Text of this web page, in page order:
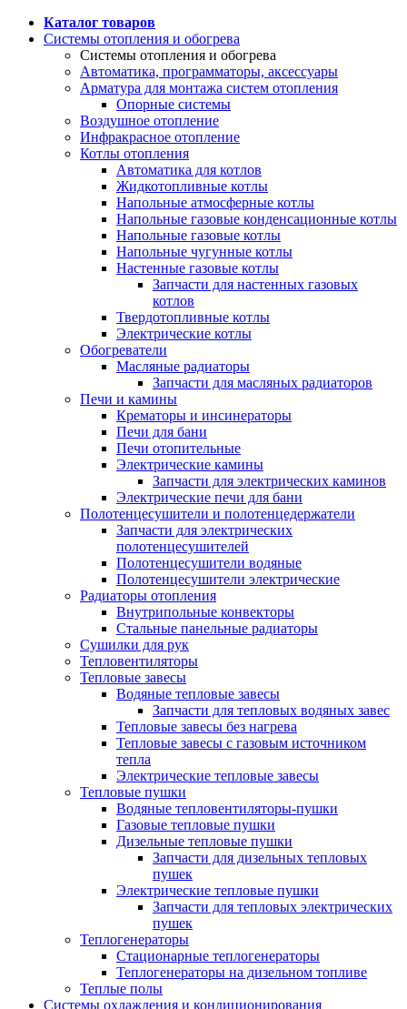
Каталог товаров
Системы отопления и обогрева
Системы отопления и обогрева
Автоматика, программаторы, аксессуары
Арматура для монтажа систем отопления
Опорные системы
Воздушное отопление
Инфракрасное отопление
Котлы отопления
Автоматика для котлов
Жидкотопливные котлы
Напольные атмосферные котлы
Напольные газовые конденсационные котлы
Напольные газовые котлы
Напольные чугунные котлы
Настенные газовые котлы
Запчасти для настенных газовых
котлов
Твердотопливные котлы
Электрические котлы
Обогреватели
Масляные радиаторы
Запчасти для масляных радиаторов
Печи и камины
Крематоры и инсинераторы
Печи для бани
Печи отопительные
Электрические камины
Запчасти для электрических каминов
Электрические печи для бани
Полотенцесушители и полотенцедержатели
Запчасти для электрических
полотенцесушителей
Полотенцесушители водяные
Полотенцесушители электрические
Радиаторы отопления
Внутрипольные конвекторы
Стальные панельные радиаторы
Сушилки для рук
Тепловентиляторы
Тепловые завесы
Водяные тепловые завесы
Запчасти для тепловых водяных завес
Тепловые завесы без нагрева
Тепловые завесы с газовым источником
тепла
Электрические тепловые завесы
Тепловые пушки
Водяные тепловентиляторы-пушки
Газовые тепловые пушки
Дизельные тепловые пушки
Запчасти для дизельных тепловых
пушек
Электрические тепловые пушки
Запчасти для тепловых электрических
пушек
Теплогенераторы
Cтационарные теплогенераторы
Теплогенераторы на дизельном топливе
Теплые полы
Системы охлаждения и кондиционирования